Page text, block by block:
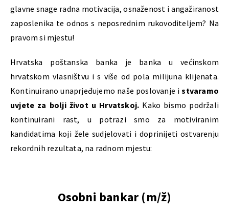
glavne snage radna motivacija, osnaženost i angažiranost
zaposlenika te odnos s neposrednim rukovoditeljem? Na
pravom si mjestu!
Hrvatska poštanska banka je banka u većinskom
hrvatskom vlasništvu i s više od pola milijuna klijenata.
Kontinuirano unaprjeđujemo naše poslovanje istvaramo
uvjete za bolji život u Hrvatskoj. Kako bismo podržali
kontinuirani rast, u potrazi smo za motiviranim
kandidatima koji žele sudjelovati i doprinijeti ostvarenju
rekordnih rezultata, na radnom mjestu:
Osobni bankar (m/ž)